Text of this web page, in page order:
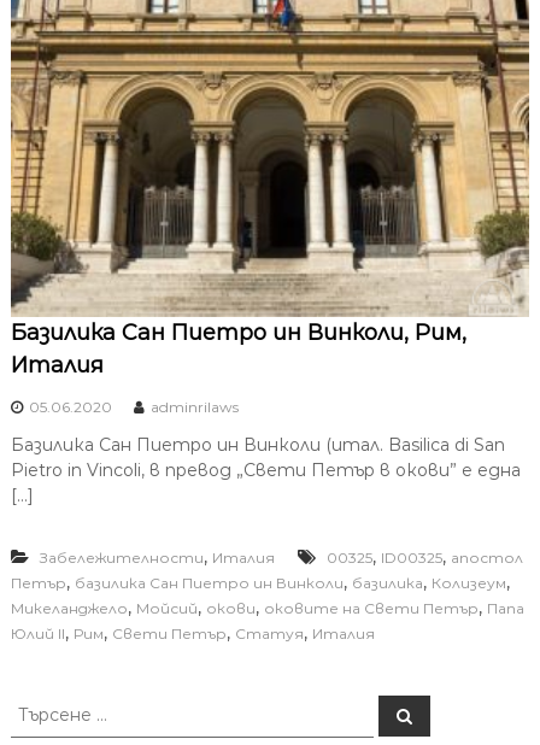
Базилика Сан Пиетро ин Винколи, Рим,
Италия
05.06.2020 adminrilaws
Базилика Сан Пиетро ин Винколи (итал. Basilica di San
Pietro in Vincoli, в превод „Свети Петър в окови” е една
[…]
Забележителности, Италия 00325, ID00325, апостол
Петър, базилика Сан Пиетро ин Винколи, базилика, Колизеум,
Микеланджело, Мойсий, окови, оковите на Свети Петър, Папа
Юлий II, Рим, Свети Петър, Статуя, Италия
Т
Т
ъ